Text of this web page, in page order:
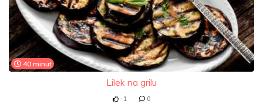
40 minut
Lilek na grilu
-1 0